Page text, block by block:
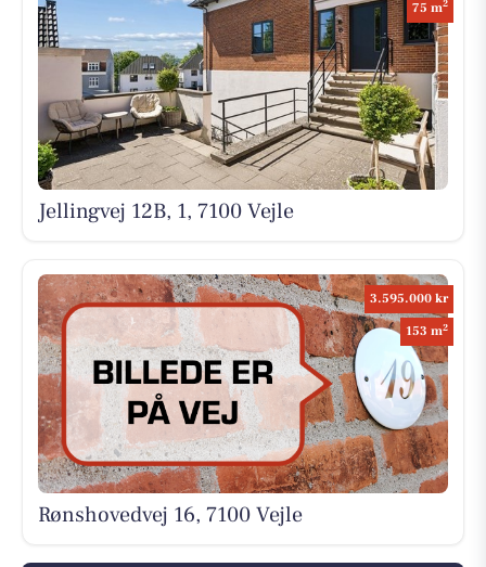
75 m2
Jellingvej 12B, 1, 7100 Vejle
3.595.000 kr
153 m2
Rønshovedvej 16, 7100 Vejle